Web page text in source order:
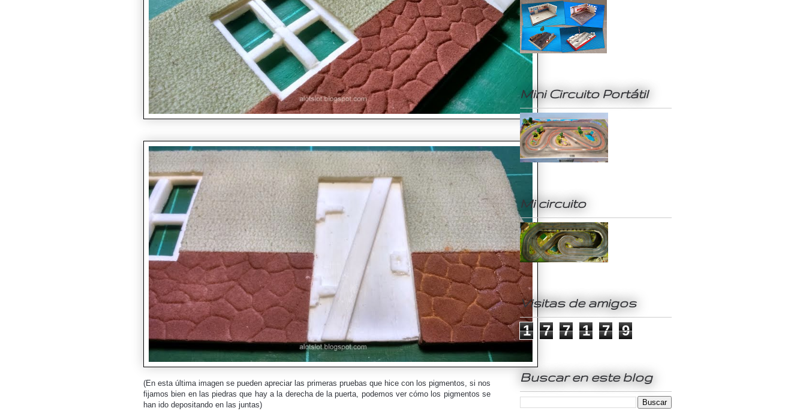
(En esta última imagen se pueden apreciar las primeras pruebas que hice con los pigmentos, si nos
fijamos bien en las piedras que hay a la derecha de la puerta, podemos ver cómo los pigmentos se
han ido depositando en las juntas)
Mini Circuito Portátil
Mi circuito
Visitas de amigos
1 7 7 1 7 9
Buscar en este blog